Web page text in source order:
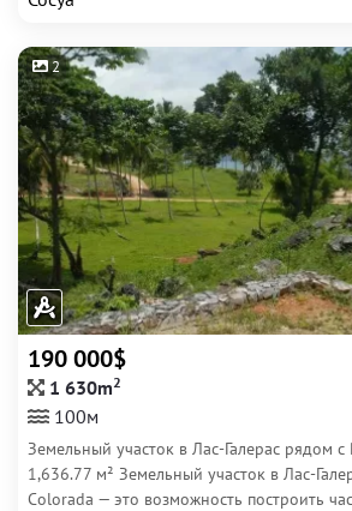
2
190 000$
1 630m2
100м
Земельный участок в Лас-Галерас рядом
1,636.77 м² Земельный участок в Лас-
Colorada — это возможность построить